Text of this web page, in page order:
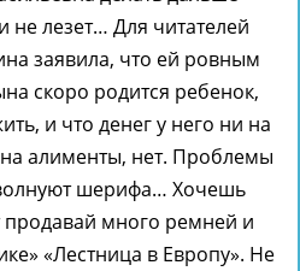
не лезет… Для читателей
заявила, что ей ровным
скоро родится ребенок,
и что денег у него ни на
алименты, нет. Проблемы
шерифа… Хочешь
продавай много ремней и
«Лестница в Европу». Не